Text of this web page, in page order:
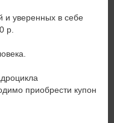
и уверенных в себе
р.
приобрести купон